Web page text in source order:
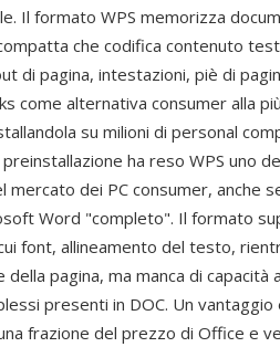
Il formato WPS memorizza
che codifica contenuto
di pagina, intestazioni, piè di
come alternativa consumer alla
su milioni di personal
ha reso WPS uno
dei PC consumer, anche
Word "completo". Il formato
font, allineamento del testo,
pagina, ma manca di capacità
presenti in DOC. Un vantaggio
frazione del prezzo di Office e